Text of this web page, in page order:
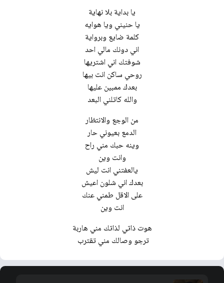
يا بداية بلا نهاية
يا حنيني ويا هوايه
كلمة ضايع وبرواية
اني دونك مالي احد
شوفتك اني اشتريها
روحي ساكن انت بيها
بعدك ممبين عليها
والله كاتلني البعد
من الوجع والانتظار
الدمع بعيوني حار
وينه حبك مني راح
وانت وين
يالعفتني انت ليش
بعدك اني شلون اعيش
على الاقل طمني عنك
انت وين
هوت ذاتي لذاتك مني هاربة
ترجو وصالك مني تقترب ‏